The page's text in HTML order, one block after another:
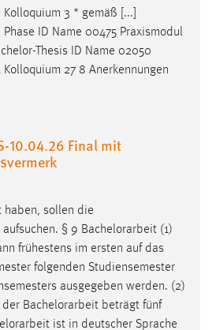
Kolloquium 3 * gemäß [...]
ID Name 00475 Praxismodul
Thesis ID Name 02050
Kolloquium 27 8 Anerkennungen
10.04.26 Final mit
haben, sollen die
§ 9 Bachelorarbeit (1)
frühestens im ersten auf das
folgenden Studiensemester
ausgegeben werden. (2)
der Bachelorarbeit beträgt fünf
ist in deutscher Sprache